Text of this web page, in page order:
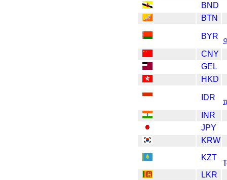
BND
BTN
BYR
CNY
GEL
HKD
IDR
INR
JPY
KRW
KZT
LKR